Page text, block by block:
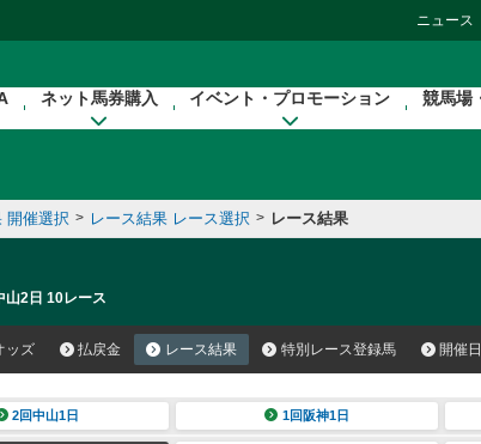
ニュース
ネット馬券購入 イベント・プロモーション 競馬場
開催選択 > レース結果 レース選択 > レース結果
2日 10レース
ッズ 払戻金 レース結果 特別レース登録馬 開催
2回中山1日 1回阪神1日